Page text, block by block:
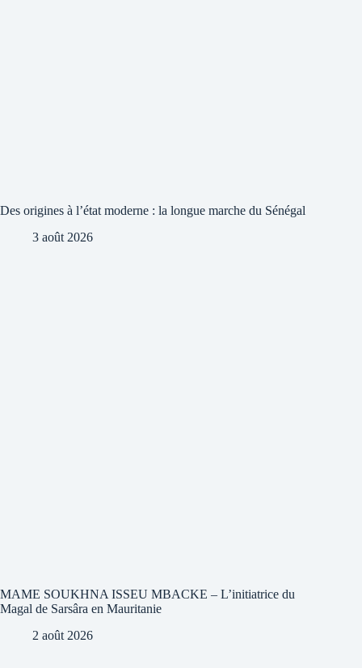
Des origines à l’état moderne : la longue marche du Sénégal
3 août 2026
MAME SOUKHNA ISSEU MBACKE – L’initiatrice du
Magal de Sarsâra en Mauritanie
2 août 2026